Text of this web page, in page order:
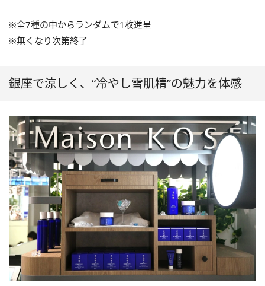
※全7種の中からランダムで1枚進呈
※無くなり次第終了
銀座で涼しく、“冷やし雪肌精”の魅力を体感